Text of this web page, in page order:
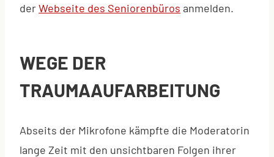
derWebseite des Seniorenbüros anmelden.
WEGE DER
TRAUMAAUFARBEITUNG
Abseits der Mikrofone kämpfte die Moderatorin
lange Zeit mit den unsichtbaren Folgen ihrer